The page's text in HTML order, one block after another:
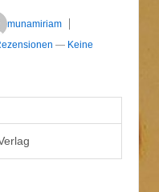
munamiriam
— Keine